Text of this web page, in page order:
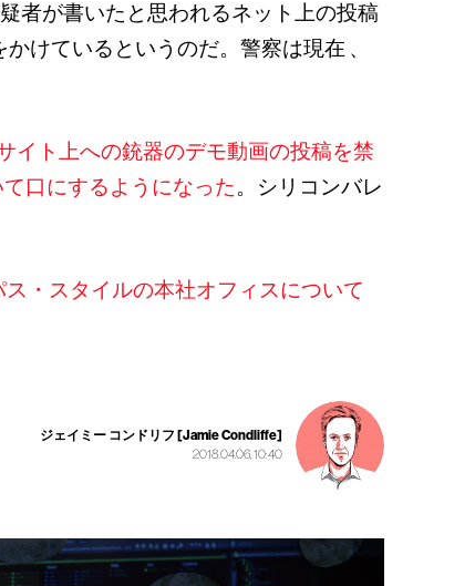
者が書いたと思われるネット上の投稿
けているというのだ。警察は現在 、
イト上への銃器のデモ動画の投稿を禁
口にするようになった。シリコンバレ
・スタイルの本社オフィスについて
ジェイミー コンドリフ [Jamie Condliffe]
2018.04.06, 10:40